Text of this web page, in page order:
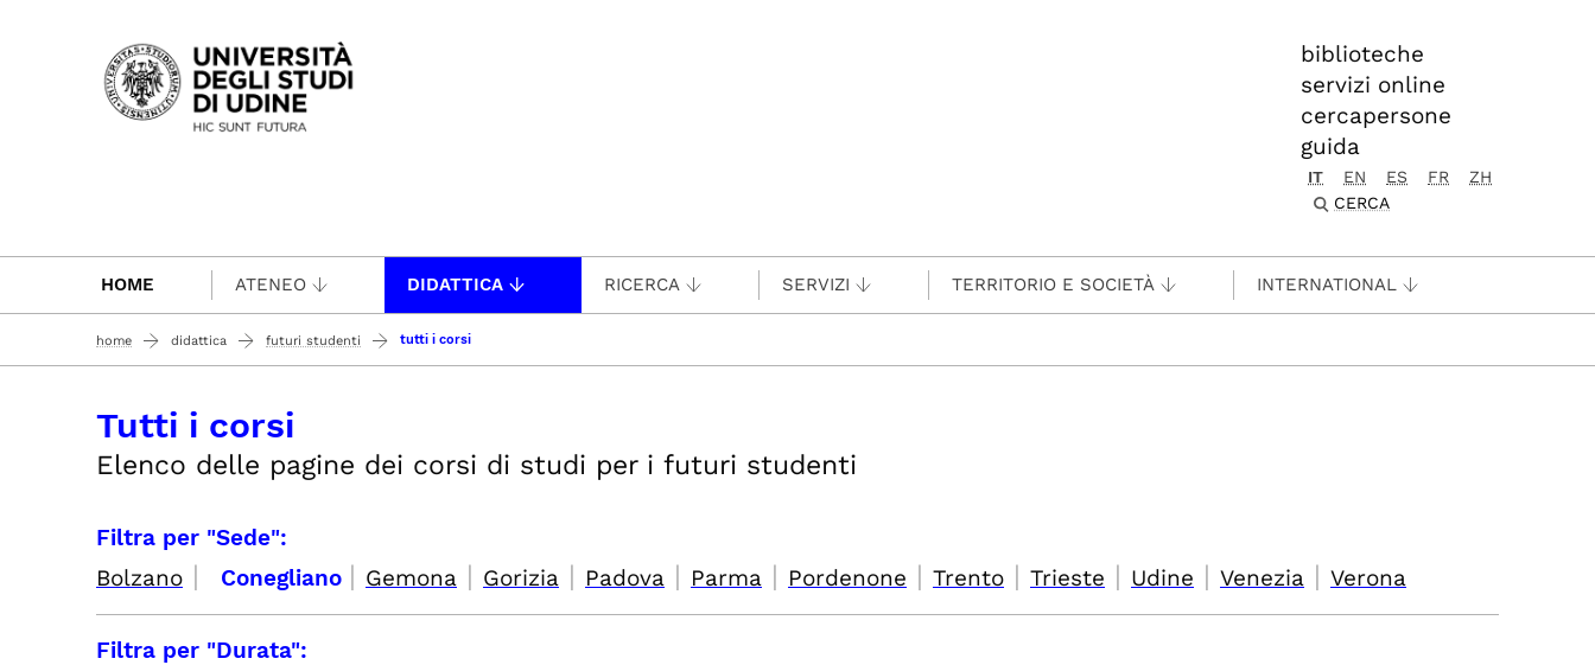
Passa al contenuto principale
biblioteche
servizi online
cercapersone
guida
IT EN ES FR
ZH
CERCA
HOME ATENEO DIDATTICA RICERCA SERVIZI TERRITORIO E SOCIETÀ INTERNATIONAL
home didattica futuri studenti tutti i corsi
Tutti i corsi
Elenco delle pagine dei corsi di studi per i futuri studenti
Filtra per "Sede":
Bolzano | Conegliano | Gemona | Gorizia | Padova | Parma | Pordenone | Trento | Trieste | Udine | Venezia | Verona
Filtra per "Durata":